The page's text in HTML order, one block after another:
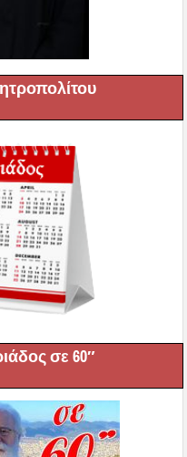
σε 60″